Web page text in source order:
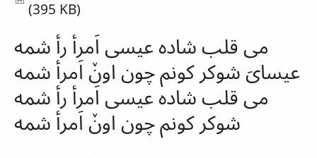
(395 KB)
می قلب شاده عیسی اَمرأ رأ شمه
عیسا‌یَ شوکر کونم چون اونٚ اَمرأ شمه
می قلب شاده عیسی اَمرأ رأ شمه
شوکر کونم چون اونٚ اَمرأ شمه